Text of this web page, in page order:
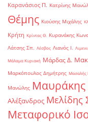
Καρανάσιος Π. Κατρίνης
Θέμης Κιούσης Μιχάλης
Κρήτη Κρίντας Θ. Κυρανάκης
Λάτσης Σπ. Λέσβος Λιανός Ι.
Μάλαμα Κυριακή Μάρδας Δ.
Μαρκόπουλος Δημήτρης Μασαλής
Μανώλης Μαυράκης
Αλέξανδρος Μελίδης
Μεταφορικό